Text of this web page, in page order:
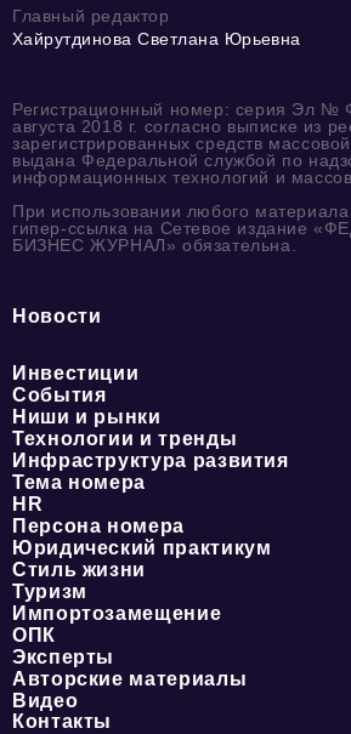
Главный редактор
Хайрутдинова Светлана Юрьевна
Регистрационный номер: серия Эл №
августа 2018 г. согласно выписке из
зарегистрированных средств
выдана Федеральной службой по
информационных технологий и
При использовании любого материала
гипер-ссылка на Сетевое издание
БИЗНЕС ЖУРНАЛ» обязательна.
Новости
Инвестиции
События
Ниши и рынки
Технологии и тренды
Инфраструктура развития
Тема номера
HR
Персона номера
Юридический практикум
Стиль жизни
Туризм
Импортозамещение
ОПК
Эксперты
Авторские материалы
Видео
Контакты